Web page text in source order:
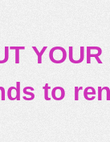
to